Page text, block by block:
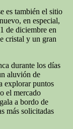
es también el sitio
en especial,
de diciembre en
cristal y un gran
durante los días
aluvión de
explorar puntos
el mercado
a bordo de
más solicitadas